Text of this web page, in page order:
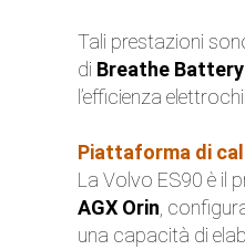
Tali prestazioni
di Breathe
l’efficienza
Piattaforma di
La Volvo ES90 è il
AGX Orin,
una capacità di